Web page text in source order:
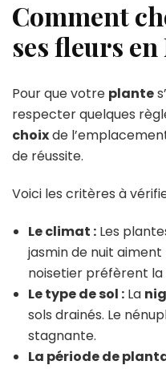
Comment
ses fleurs en
Pour que votre plante
respecter quelques
choixde
de réussite.
Voici les critères à
Le climat : Les
jasmin de nuit aiment
noisetier préfèrent la
Le type de sol : La
sols drainés. Le
stagnante.
La période de